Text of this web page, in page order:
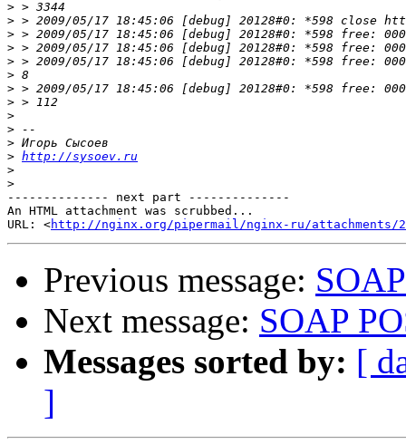
>
>
>
>
>
>
>
>
>
>
>
> http://sysoev.ru
>
>
-------------- next part --------------
An HTML attachment was scrubbed...
URL: <http://nginx.org/pipermail/nginx-ru/attachments/
Previous message:
Next message: SOAP
Messages sorted by: [
]